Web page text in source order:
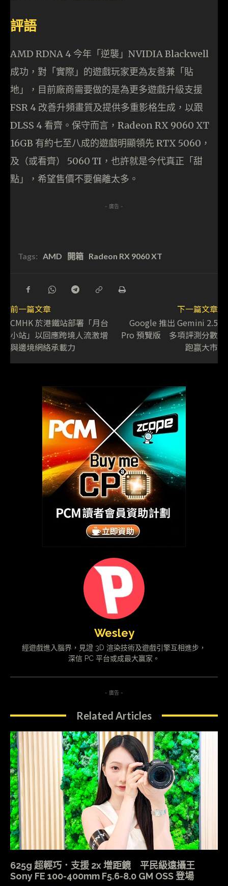
評語
AMD RDNA 4 今年「逆襲」NVIDIA Blackwell
成功，對「實際」的遊戲玩家更為友善兼「貼
地」，目前廠商需要做的是為更多遊戲升級支援
FSR 4 改善升頻畫質及提供多重影格生成，以跟
DLSS 4 看齊。保守而言，Radeon RX 9060 XT
16GB 有約七至八成的遊戲明顯領先 RTX 5060，
及（或看齊） 5060 TI，也許就是今代真正「甜
點」，希望售價不要偏離太多。
- 廣告 -
Tags: AMD 開箱 Radeon RX 9060 XT
前一篇文章
CMHK 於港鐵站部署「月台
小站」以回應跨境人流激增
與邊境網絡承載力
下一篇文章
Google 推出 Gemini 2.5
Pro 預覽版 多項評測分數
跑赢大市
Wesley
經遊戲進入腦界，見證 3D 渲染技術及遊戲引擎互相進步，
深信 PC 平台或成最大贏家。
- 廣告 -
Related Articles
625g 超輕巧．支援 2x 增距鏡 平民級遠攝王
Sony FE 100-400mm F5.6-8.0 GM OSS 登場